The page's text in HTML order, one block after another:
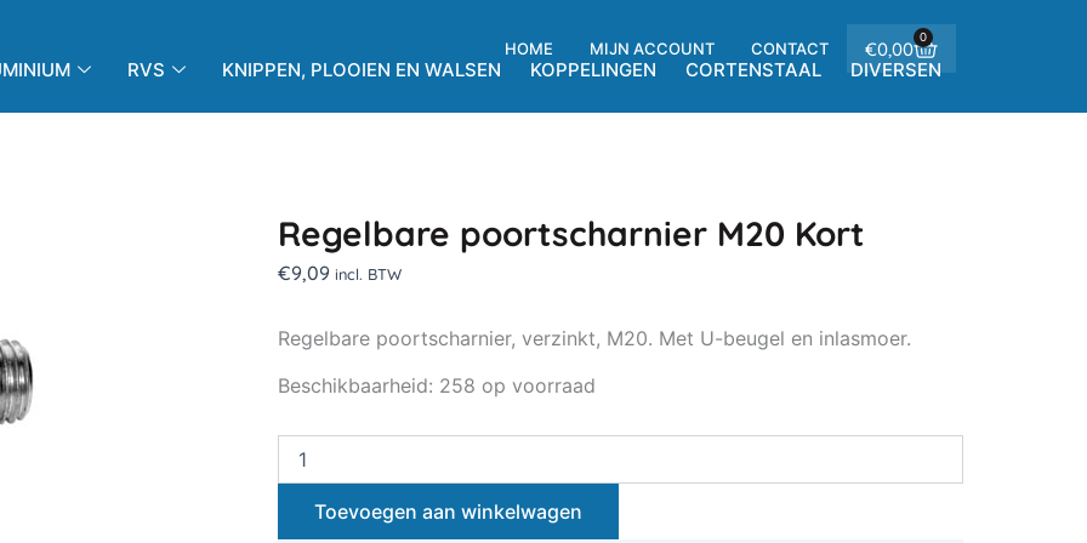
€0,00 0
Winkelwagen
HOME MIJN ACCOUNT CONTACT
RVS KNIPPEN, PLOOIEN EN WALSEN KOPPELINGEN CORTENSTAAL DIVERSEN
Regelbare poortscharnier M20 Kort
€9,09 incl. BTW
Regelbare poortscharnier, verzinkt, M20. Met U-beugel en inlasmoer.
Beschikbaarheid: 258 op voorraad
Regelbare
Kort
Toevoegen aan winkelwagen